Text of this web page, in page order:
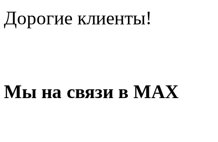
Дорогие клиенты!
Мы на связи в МАХ